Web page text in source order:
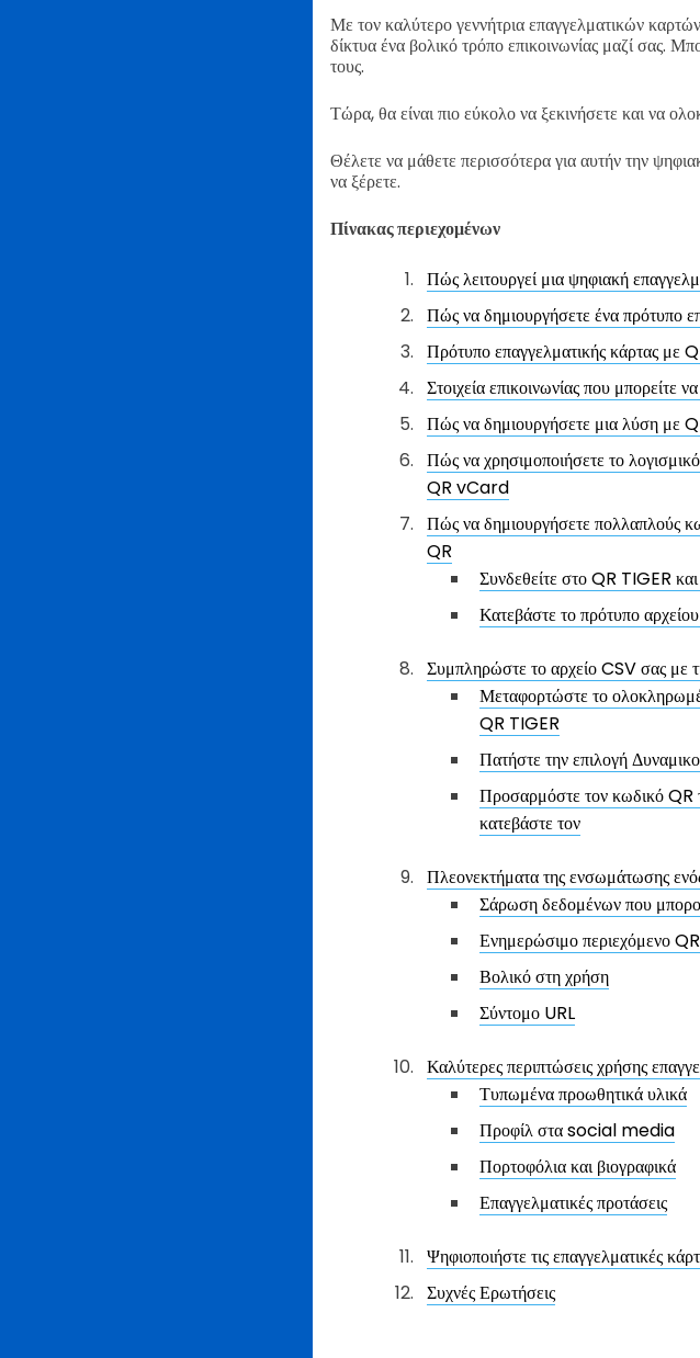
Με τον καλύτερο γεννήτρια επαγγελματικών
δίκτυα ένα βολικό τρόπο επικοινωνίας μαζί σας.
τους.
Τώρα, θα είναι πιο εύκολο να ξεκινήσετε και να
Θέλετε να μάθετε περισσότερα για αυτήν την
να ξέρετε.
Πίνακας περιεχομένων
Πώς λειτουργεί μια ψηφιακή
Πώς να δημιουργήσετε ένα πρότυπο
Πρότυπο επαγγελματικής κάρτας
Στοιχεία επικοινωνίας που
Πώς να δημιουργήσετε μια λύση με
Πώς να χρησιμοποιήσετε το
QR vCard
Πώς να δημιουργήσετε πολλαπλούς
QR
Συνδεθείτε στο QR TIGER
Κατεβάστε το πρότυπο
Συμπληρώστε το αρχείο CSV σας με
Μεταφορτώστε το
QR TIGER
Πατήστε την επιλογή
Προσαρμόστε τον κωδικό
κατεβάστε τον
Πλεονεκτήματα της ενσωμάτωσης
Σάρωση δεδομένων που
Ενημερώσιμο περιεχόμενο
Βολικό στη χρήση
Σύντομο URL
Καλύτερες περιπτώσεις χρήσης
Τυπωμένα προωθητικά υλικά
Προφίλ στα social media
Πορτοφόλια και βιογραφικά
Επαγγελματικές προτάσεις
Ψηφιοποιήστε τις επαγγελματικές
Συχνές Ερωτήσεις